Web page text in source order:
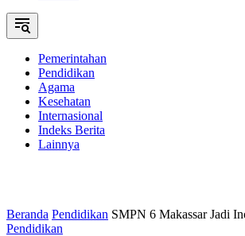
Pemerintahan
Pendidikan
Agama
Kesehatan
Internasional
Indeks Berita
Lainnya
Beranda Pendidikan SMPN 6 Makassar Jadi
Pendidikan